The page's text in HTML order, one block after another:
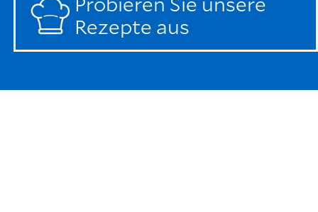
Rezepte aus